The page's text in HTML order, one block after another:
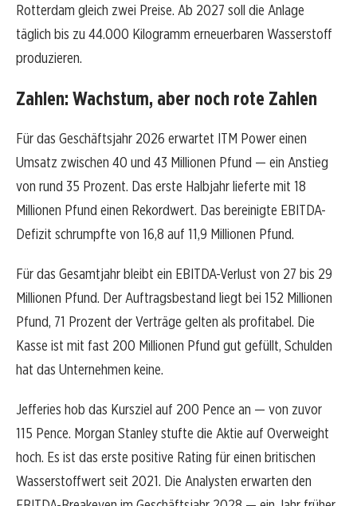
Rotterdam gleich zwei Preise. Ab 2027 soll die Anlage
täglich bis zu 44.000 Kilogramm erneuerbaren Wasserstoff
produzieren.
Zahlen: Wachstum, aber noch rote Zahlen
Für das Geschäftsjahr 2026 erwartet ITM Power einen
Umsatz zwischen 40 und 43 Millionen Pfund — ein Anstieg
von rund 35 Prozent. Das erste Halbjahr lieferte mit 18
Millionen Pfund einen Rekordwert. Das bereinigte EBITDA-
Defizit schrumpfte von 16,8 auf 11,9 Millionen Pfund.
Für das Gesamtjahr bleibt ein EBITDA-Verlust von 27 bis 29
Millionen Pfund. Der Auftragsbestand liegt bei 152 Millionen
Pfund, 71 Prozent der Verträge gelten als profitabel. Die
Kasse ist mit fast 200 Millionen Pfund gut gefüllt, Schulden
hat das Unternehmen keine.
Jefferies hob das Kursziel auf 200 Pence an — von zuvor
115 Pence. Morgan Stanley stufte die Aktie auf Overweight
hoch. Es ist das erste positive Rating für einen britischen
Wasserstoffwert seit 2021. Die Analysten erwarten den